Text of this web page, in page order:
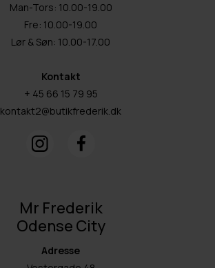
Man-Tors: 10.00-19.00
Fre: 10.00-19.00
Lør & Søn: 10.00-17.00
Kontakt
+ 45 66 15 79 95
kontakt2@butikfrederik.dk
Mr Frederik
Odense City
Adresse